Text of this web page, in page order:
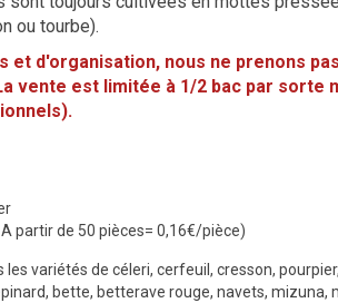
ou tourbe).
d'organisation, nous ne prenons
vente est limitée à 1/2 bac par sorte
partir de 50 pièces= 0,16€/pièce)
variétés de céleri, cerfeuil, cresson,
bette, betterave rouge, navets, mizuna,